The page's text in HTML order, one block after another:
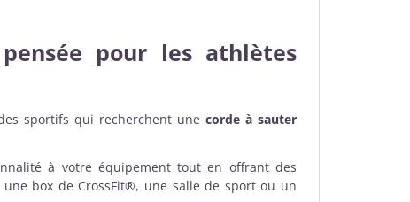
pensée pour les athlètes
sportifs qui recherchent une corde à sauter
à votre équipement tout en offrant des
box de CrossFit®, une salle de sport ou un